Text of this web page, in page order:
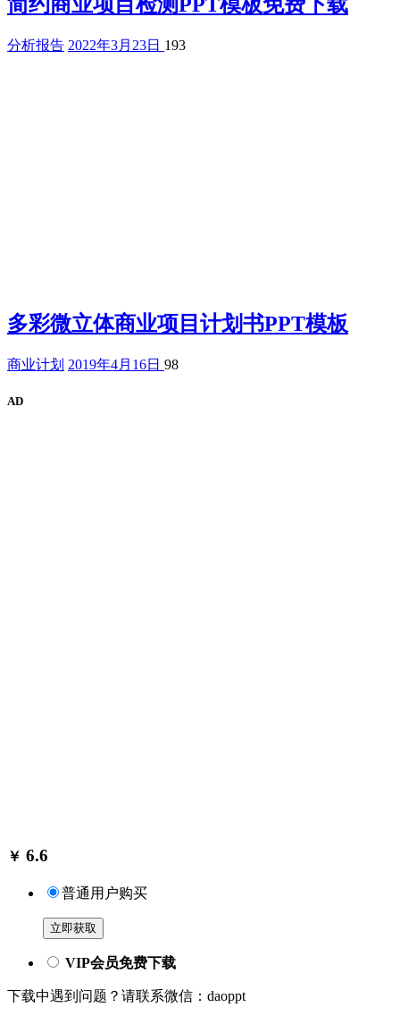
分析报告 2022年3月23日 193
多彩微立体商业项目计划书PPT模板
商业计划 2019年4月16日 98
AD
￥ 6.6
普通用户购买
立即获取
VIP会员免费下载
下载中遇到问题？请联系微信：daoppt